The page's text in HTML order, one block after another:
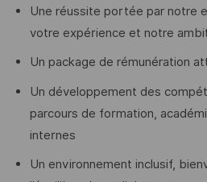
Une réussite portée par notre
votre expérience et notre
Un package de rémunération
Un développement des
parcours de formation,
internes
Un environnement inclusif,